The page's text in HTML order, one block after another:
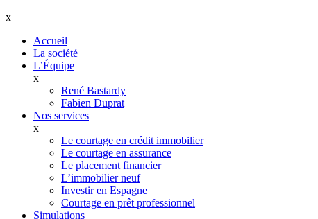
x
Accueil
La société
L’Équipe
x
René Bastardy
Fabien Duprat
Nos services
x
Le courtage en crédit immobilier
Le courtage en assurance
Le placement financier
L’immobilier neuf
Investir en Espagne
Courtage en prêt professionnel
Simulations